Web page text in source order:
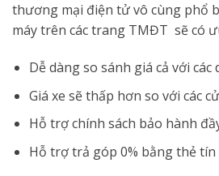
thương mại điện tử vô cùng phổ
máy trên các trang TMĐT sẽ có
Dễ dàng so sánh giá cả với các
Giá xe sẽ thấp hơn so với các
Hỗ trợ chính sách bảo hành
Hỗ trợ trả góp 0% bằng thẻ tín